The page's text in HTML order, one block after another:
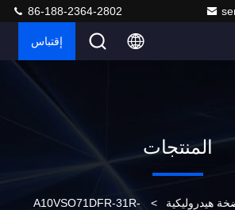
86-188-2364-2802
إقتباس
المنتجات
هيدروليكية >
A10VSO71DFR-31R-